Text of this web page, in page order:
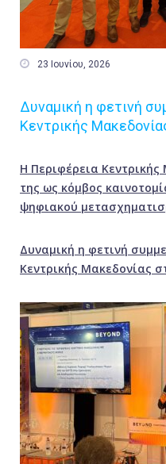
 23 Ιουνίου, 2026
Δυναμική η φετινή
Κεντρικής
Η Περιφέρεια
της ως κόμβος
ψηφιακού
Δυναμική η φετινή
Κεντρικής Μακεδονίας